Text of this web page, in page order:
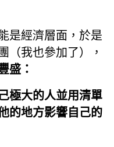
是經濟層面，於是
（我也參加了），
盛：
極大的人並用清單
的地方影響自己的